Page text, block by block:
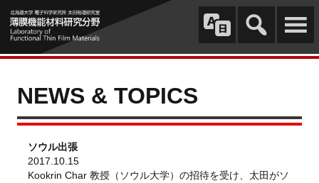
NEWS & TOPICS
ソウル出張
2017.10.15
Kookrin Char 教授（ソウル大学）の招待を受け、太田がソ